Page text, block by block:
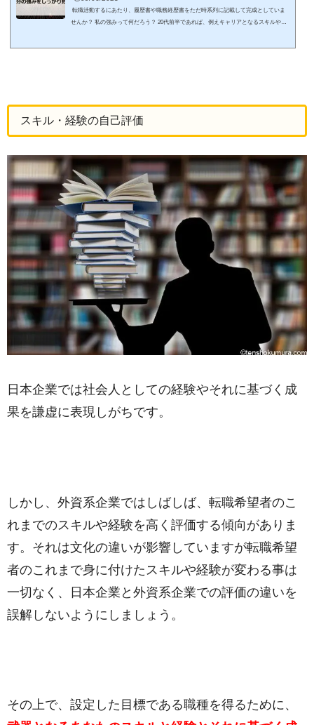
転職活動するにあたり、履歴書や職務経歴書をただ時系列に記載して完成としていま
せんか？ 私の強みって何だろう？ 20代前半であれば、例えキャリアとなるスキルや経
スキル・経験の自己評価
日本企業では社会人としての経験やそれに基づく成
果を謙虚に表現しがちです。
しかし、外資系企業ではしばしば、転職希望者のこ
れまでのスキルや経験を高く評価する傾向がありま
す。それは文化の違いが影響していますが転職希望
者のこれまで身に付けたスキルや経験が変わる事は
一切なく、日本企業と外資系企業での評価の違いを
誤解しないようにしましょう。
その上で、設定した目標である職種を得るために、